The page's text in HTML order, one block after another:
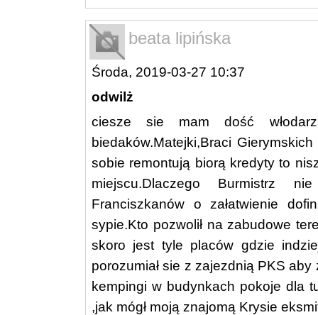
beata lipińska
Środa, 2019-03-27 10:37
odwilż
ciesze sie mam dość
biedaków.Matejki,Braci
sobie remontują biorą kredyty to
miejscu.Dlaczego Burmistrz
Franciszkanów o załatwienie
sypie.Kto pozwolił na zabudowe
skoro jest tyle placów gdzie
porozumiał sie z zajezdnią PKS
kempingi w budynkach pokoje dla
,jak mógł moją znajomą Krysie